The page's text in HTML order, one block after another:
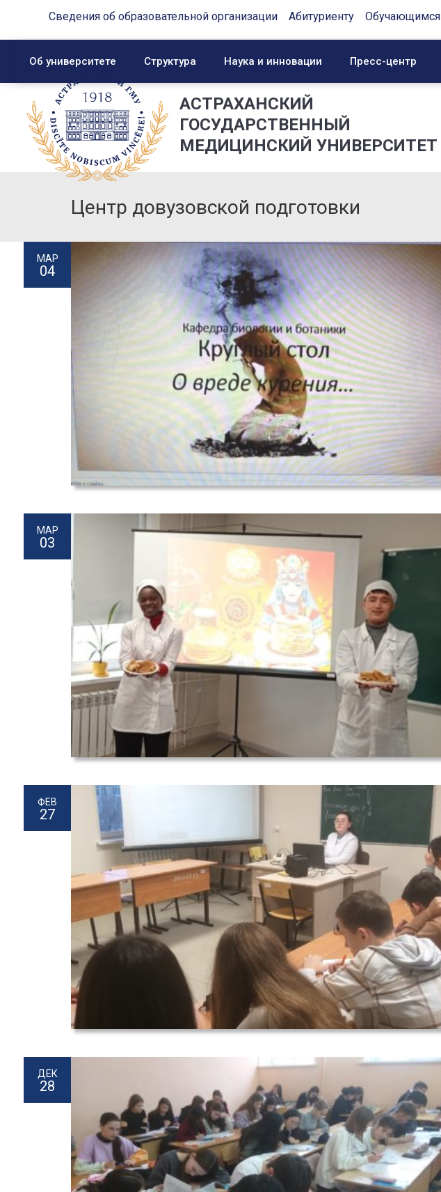
Сведения об образовательной организации Абитуриенту Обучающимся
Об университете Структура Наука и инновации Пресс-центр
АСТРАХАНСКИЙ
ГОСУДАРСТВЕННЫЙ
МЕДИЦИНСКИЙ УНИВЕРСИТЕТ
Центр довузовской подготовки
МАР
04
МАР
03
ФЕВ
27
ДЕК
28